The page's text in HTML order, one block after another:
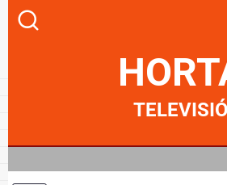
TELEVISIÓ